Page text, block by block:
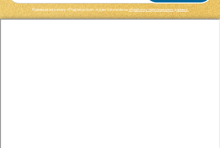
Нажимая на кнопку «Подписаться», я даю cогласие на обработку персональных данных.